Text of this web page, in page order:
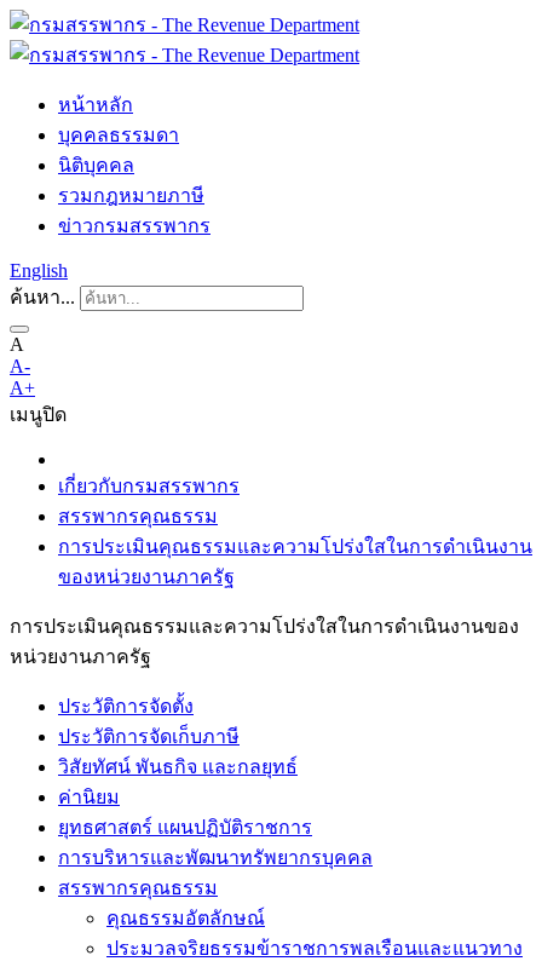
หน้าหลัก
บุคคลธรรมดา
นิติบุคคล
รวมกฎหมายภาษี
ข่าวกรมสรรพากร
English
ค้นหา...
A
A-
A+
เมนูปิด
เกี่ยวกับกรมสรรพากร
สรรพากรคุณธรรม
การประเมินคุณธรรมและความโปร่งใสในการดำเนินงาน
ของหน่วยงานภาครัฐ
การประเมินคุณธรรมและความโปร่งใสในการดำเนินงานของ
หน่วยงานภาครัฐ
ประวัติการจัดตั้ง
ประวัติการจัดเก็บภาษี
วิสัยทัศน์ พันธกิจ และกลยุทธ์
ค่านิยม
ยุทธศาสตร์ แผนปฏิบัติราชการ
การบริหารและพัฒนาทรัพยากรบุคคล
สรรพากรคุณธรรม
คุณธรรมอัตลักษณ์
ประมวลจริยธรรมข้าราชการพลเรือนและแนวทาง